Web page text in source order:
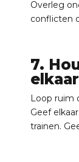
Overleg
conflicten
7.
elkaar
Loop ruim
Geef
trainen.